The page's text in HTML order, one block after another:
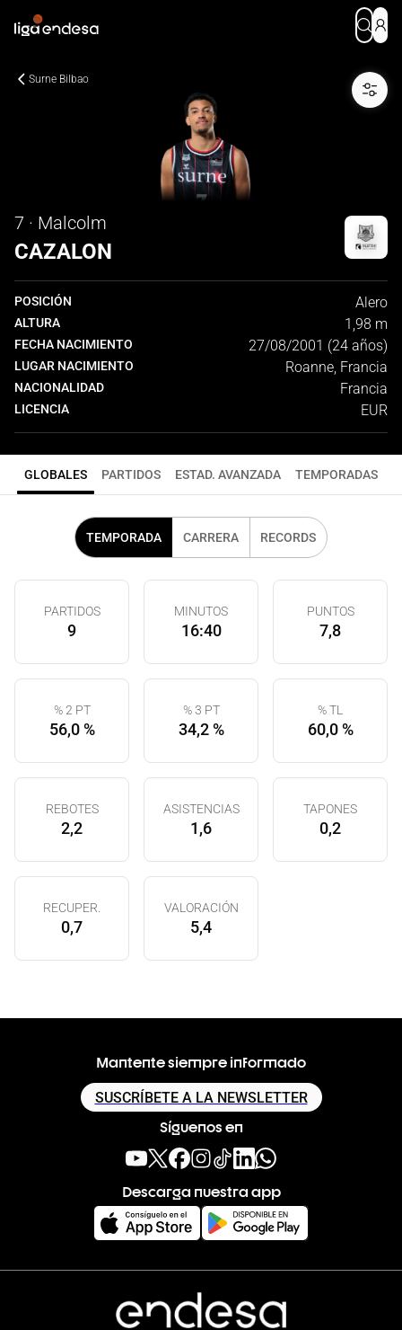
Surne Bilbao
7 · Malcolm
CAZALON
POSICIÓN Alero
ALTURA 1,98 m
FECHA NACIMIENTO 27/08/2001 (24 años)
LUGAR NACIMIENTO Roanne, Francia
NACIONALIDAD Francia
LICENCIA EUR
GLOBALES PARTIDOS ESTAD. AVANZADA TEMPORADAS
TEMPORADA CARRERA RECORDS
PARTIDOS
9
MINUTOS
16:40
PUNTOS
7,8
% 2 PT
56,0 %
% 3 PT
34,2 %
% TL
60,0 %
REBOTES
2,2
ASISTENCIAS
1,6
TAPONES
0,2
RECUPER.
0,7
VALORACIÓN
5,4
Mantente siempre informado
SUSCRÍBETE A LA NEWSLETTER
Síguenos en
Descarga nuestra app